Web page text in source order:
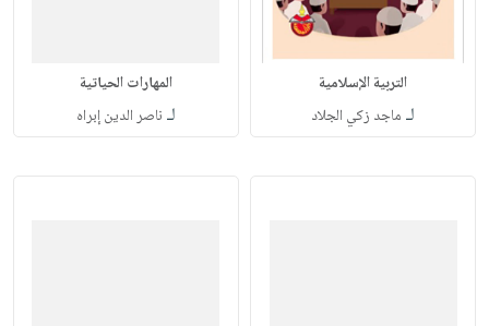
التربية الإسلامية
لـ ماجد زكي الجلاد
المهارات الحياتية
لـ ناصر الدين إبراه